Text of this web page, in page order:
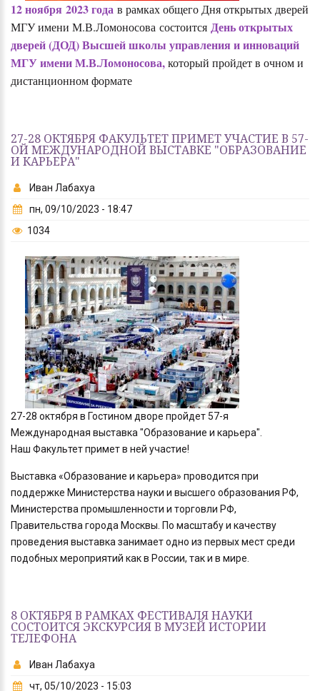
12 ноября 2023 года в рамках общего Дня открытых дверей
МГУ имени М.В.Ломоносова состоится День открытых
дверей (ДОД) Высшей школы управления и инноваций
МГУ имени М.В.Ломоносова,который пройдет в очном и
дистанционном формате
27-28 ОКТЯБРЯ ФАКУЛЬТЕТ ПРИМЕТ УЧАСТИЕ В 57-
ОЙ МЕЖДУНАРОДНОЙ ВЫСТАВКЕ "ОБРАЗОВАНИЕ
И КАРЬЕРА"
Иван Лабахуа
пн, 09/10/2023 - 18:47
1034
27-28 октября в Гостином дворе пройдет 57-я
Международная выставка "Образование и карьера".
Наш Факультет примет в ней участие!
Выставка «Образование и карьера» проводится при
поддержке Министерства науки и высшего образования РФ,
Министерства промышленности и торговли РФ,
Правительства города Москвы. По масштабу и качеству
проведения выставка занимает одно из первых мест среди
подобных мероприятий как в России, так и в мире.
8 ОКТЯБРЯ В РАМКАХ ФЕСТИВАЛЯ НАУКИ
СОСТОИТСЯ ЭКСКУРСИЯ В МУЗЕЙ ИСТОРИИ
ТЕЛЕФОНА
Иван Лабахуа
чт, 05/10/2023 - 15:03